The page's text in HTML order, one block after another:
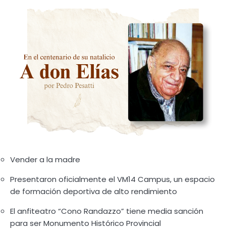
Vender a la madre
Presentaron oficialmente el VM14 Campus, un espacio
de formación deportiva de alto rendimiento
El anfiteatro “Cono Randazzo” tiene media sanción
para ser Monumento Histórico Provincial